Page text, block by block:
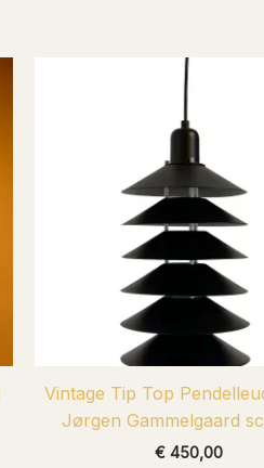
Vintage Tip Top
Jørgen Gammelgaard
€ 450,00